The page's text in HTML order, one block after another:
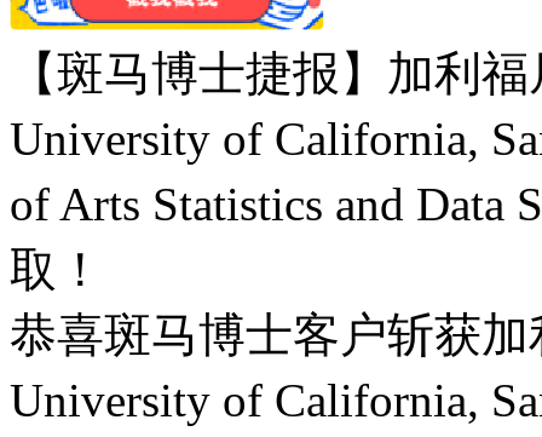
【斑马博士捷报】加利
University of California,
of Arts Statistics and
取！
恭喜斑马博士客户斩获
University of California,